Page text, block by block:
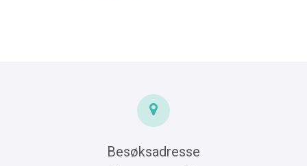
Besøksadresse